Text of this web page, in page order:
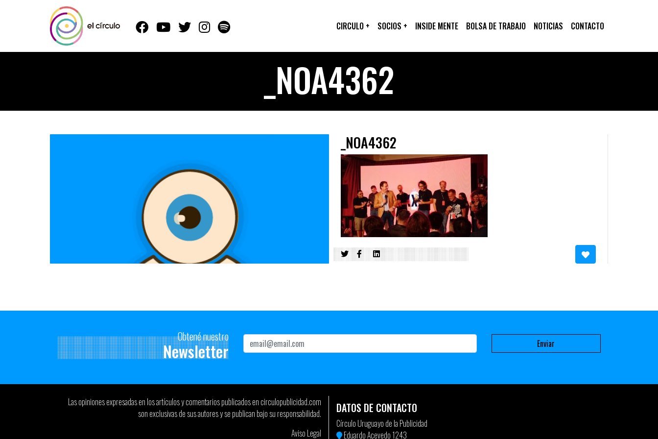
CIRCULO + SOCIOS + INSIDE MENTE BOLSA DE TRABAJO NOTICIAS CONTACTO
_NOA4362
_NOA4362
Obtené nuestro
Newsletter
Las opiniones expresadas en los artículos y comentarios publicados en circulopublicidad.com
son exclusivas de sus autores y se publican bajo su responsabilidad.
Aviso Legal
DATOS DE CONTACTO
Círculo Uruguayo de la Publicidad
Eduardo Acevedo 1243